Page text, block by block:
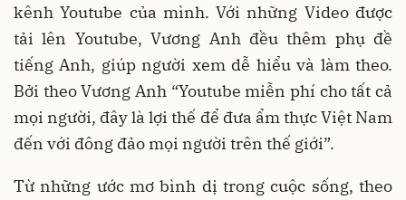
kênh Youtube của mình. Với những Video được
tải lên Youtube, Vương Anh đều thêm phụ đề
tiếng Anh, giúp người xem dễ hiểu và làm theo.
Bởi theo Vương Anh “Youtube miễn phí cho tất cả
mọi người, đây là lợi thế để đưa ẩm thực Việt Nam
đến với đông đảo mọi người trên thế giới”.
Từ những ước mơ bình dị trong cuộc sống, theo